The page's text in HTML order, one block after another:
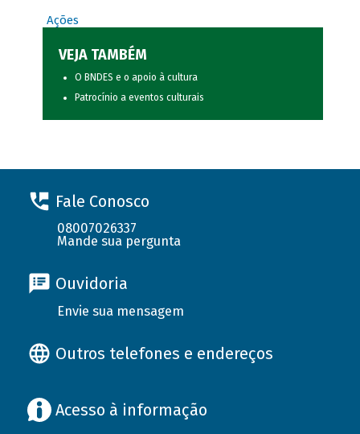
Ações
VEJA TAMBÉM
O BNDES e o apoio à cultura
Patrocínio a eventos culturais
Fale Conosco
08007026337
Mande sua pergunta
Ouvidoria
Envie sua mensagem
Outros telefones e endereços
Acesso à informação